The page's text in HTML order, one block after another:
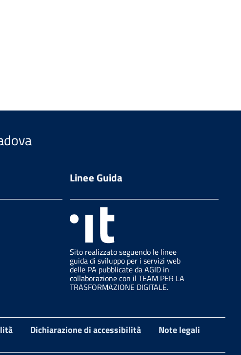
Linee Guida
Sito realizzato seguendo le linee
guida di sviluppo per i servizi web
delle PA pubblicate da AGID in
collaborazione con il TEAM PER LA
TRASFORMAZIONE DIGITALE.
Dichiarazione di accessibilità Note legali